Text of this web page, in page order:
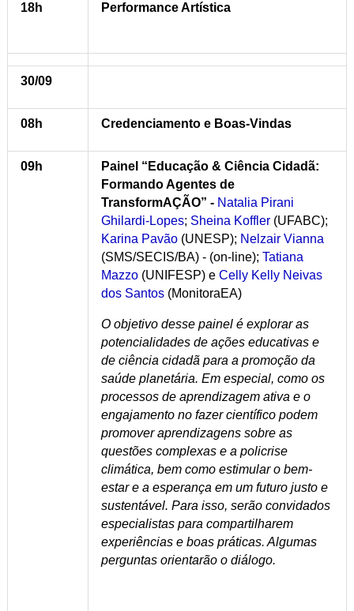
18h Performance Artística
30/09
08h Credenciamento e Boas-Vindas
09h
Painel “Educação & Ciência Cidadã:
Formando Agentes de
TransformAÇÃO” - Natalia Pirani
Ghilardi-Lopes; Sheina Koffler(UFABC);
Karina Pavão(UNESP); Nelzair Vianna
(SMS/SECIS/BA) - (on-line); Tatiana
Mazzo(UNIFESP) e Celly Kelly Neivas
dos Santos(MonitoraEA)
O objetivo desse painel é explorar as
potencialidades de ações educativas e
de ciência cidadã para a promoção da
saúde planetária. Em especial, como os
processos de aprendizagem ativa e o
engajamento no fazer científico podem
promover aprendizagens sobre as
questões complexas e a policrise
climática, bem como estimular o bem-
estar e a esperança em um futuro justo e
sustentável. Para isso, serão convidados
especialistas para compartilharem
experiências e boas práticas. Algumas
perguntas orientarão o diálogo.